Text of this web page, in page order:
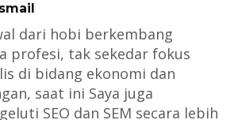
dari hobi berkembang
profesi, tak sekedar fokus
di bidang ekonomi dan
saat ini Saya juga
SEO dan SEM secara lebih